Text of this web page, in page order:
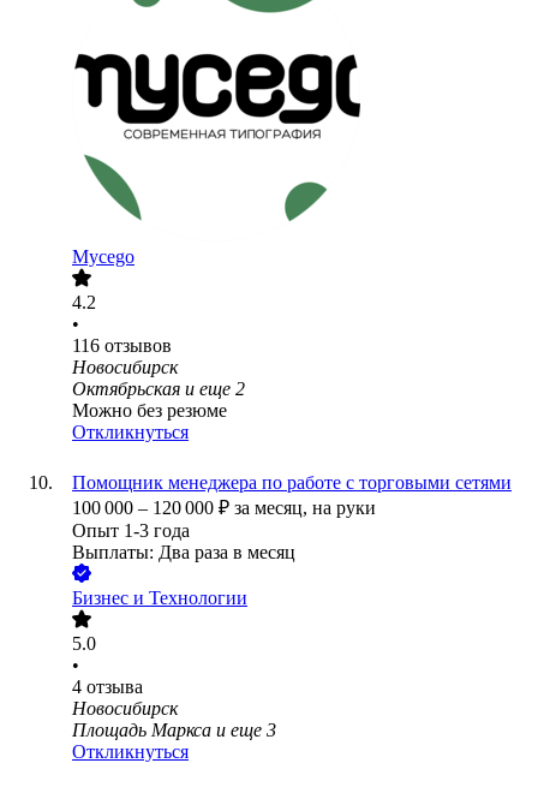
Mycego
4.2
•
116 отзывов
Новосибирск
Октябрьская и еще 2
Можно без резюме
Откликнуться
Помощник менеджера по работе с торговыми сетями
100 000 – 120 000 ₽ за месяц, на руки
Опыт 1-3 года
Выплаты: Два раза в месяц
Бизнес и Технологии
5.0
•
4 отзыва
Новосибирск
Площадь Маркса и еще 3
Откликнуться